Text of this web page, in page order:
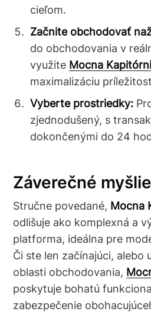
cieľom.
Začnite obchodovať
do obchodovania v
využite Mocna
maximalizáciu
Vyberte prostriedky:
zjednodušený, s
dokončenými do 24
Záverečné
Stručne povedané, Mocna
odlišuje ako komplexná a
platforma, ideálna pre
Či ste len začínajúci, alebo
oblasti obchodovania,
poskytuje bohatú
zabezpečenie